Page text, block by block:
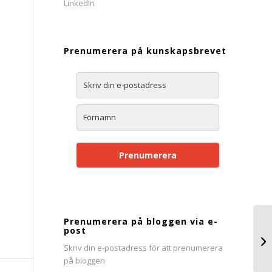
Prenumerera på kunskapsbrevet
Prenumerera
Prenumerera på bloggen via e-
post
Skriv din e-postadress för att prenumerera
på bloggen
7